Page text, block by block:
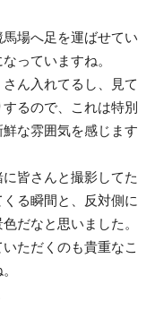
場へ足を運ばせてい
っていますね。
ん入れてるし、見て
るので、これは特別
な雰囲気を感じます
皆さんと撮影してた
る瞬間と、反対側に
だなと思いました。
ただくのも貴重なこ